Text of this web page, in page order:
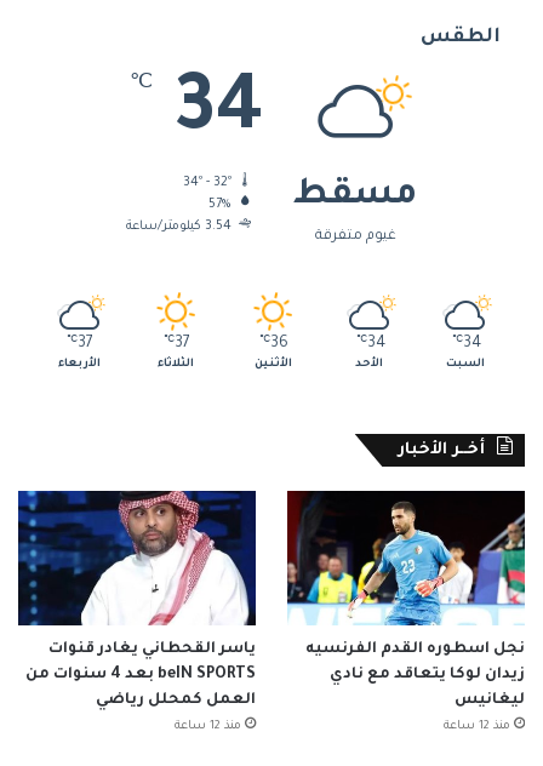
الطقس
مسقط
غيوم متفرقة
34
℃
57%
3.54 كيلومتر/ساعة
34
℃
السبت
34
℃
الأحد
36
℃
الأثنين
37
℃
الثلاثاء
37
℃
الأربعاء
أخــر الأخبار
نجل اسطوره القدم الفرنسيه
زيدان لوكا يتعاقد مع نادي
ليغانيس
منذ 12 ساعة
ياسر القحطاني يغادر قنوات
beIN SPORTS بعد 4 سنوات من
العمل كمحلل رياضي
منذ 12 ساعة